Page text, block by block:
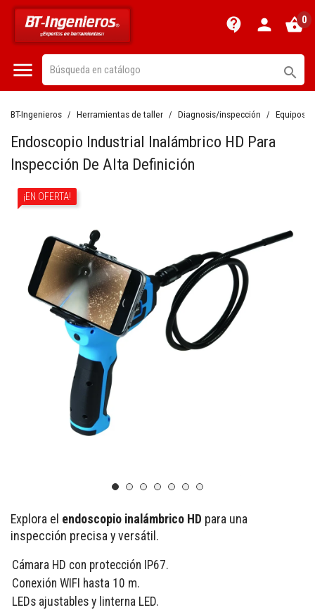
contact_support person shopping_basket0
 
BT-Ingenieros Herramientas de taller Diagnosis/inspección Equipos
Endoscopio Industrial Inalámbrico HD Para
Inspección De Alta Definición
¡EN OFERTA!
Explora el endoscopio inalámbrico HD para una
inspección precisa y versátil.
Cámara HD con protección IP67.
Conexión WIFI hasta 10 m.
LEDs ajustables y linterna LED.